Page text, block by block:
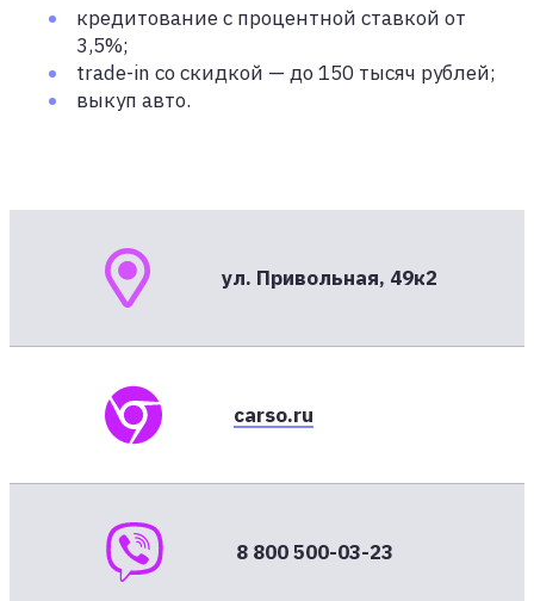
кредитование с процентной ставкой от
3,5%;
trade-in со скидкой — до 150 тысяч рублей;
выкуп авто.
ул. Привольная, 49к2
carso.ru
8 800 500-03-23